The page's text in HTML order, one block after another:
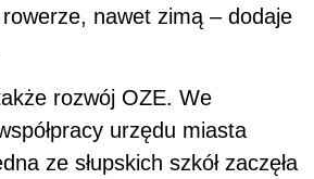
nawet zimą – dodaje
rozwój OZE. We
urzędu miasta
ze słupskich szkół zaczęła